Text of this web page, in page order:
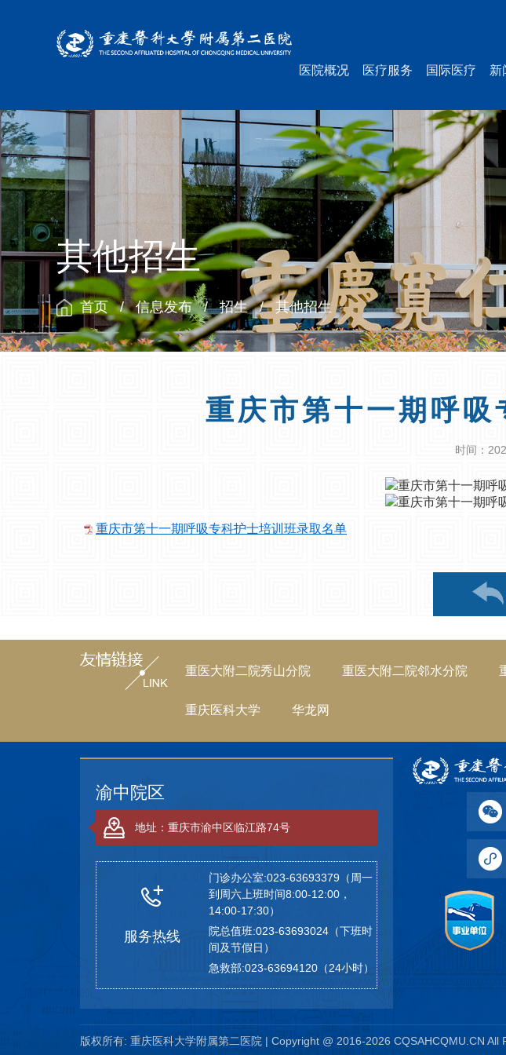
医院概况 医疗服务 国际医疗 新
其他招生
首页 / 信息发布 / 招生 / 其他招生
重庆市第十一期呼
时间：
重庆市第十一期呼吸专科护士培训班录取名单
重医大附二院秀山分院 重医大附二院邻水分院
重庆医科大学 华龙网
渝中院区
地址：重庆市渝中区临江路74号
服务热线
门诊办公室:023-63693379（周一
到周六上班时间8:00-12:00，
14:00-17:30）
院总值班:023-63693024（下班时
间及节假日）
急救部:023-63694120（24小时）
版权所有: 重庆医科大学附属第二医院 | Copyright @ 2016-2026 CQSAHCQMU.CN All